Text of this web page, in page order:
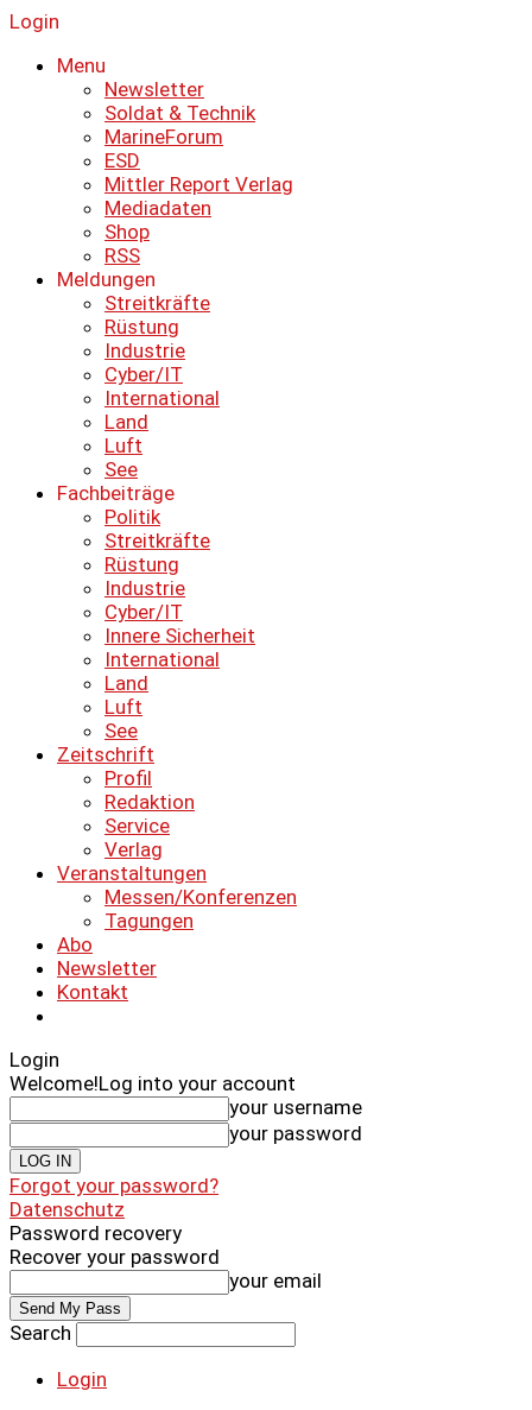
Login
Menu
Newsletter
Soldat & Technik
MarineForum
ESD
Mittler Report Verlag
Mediadaten
Shop
RSS
Meldungen
Streitkräfte
Rüstung
Industrie
Cyber/IT
International
Land
Luft
See
Fachbeiträge
Politik
Streitkräfte
Rüstung
Industrie
Cyber/IT
Innere Sicherheit
International
Land
Luft
See
Zeitschrift
Profil
Redaktion
Service
Verlag
Veranstaltungen
Messen/Konferenzen
Tagungen
Abo
Newsletter
Kontakt
Login
Welcome!Log into your account
your username
your password
Forgot your password?
Datenschutz
Password recovery
Recover your password
your email
Search
Login